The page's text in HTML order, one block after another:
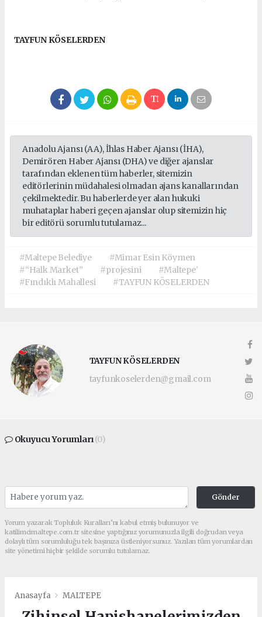
TAYFUN KÖSELERDEN
Anadolu Ajansı (AA), İhlas Haber Ajansı (İHA),
Demirören Haber Ajansı (DHA) ve diğer ajanslar
tarafından eklenen tüm haberler, sitemizin
editörlerinin müdahalesi olmadan ajans kanallarından
çekilmektedir. Bu haberlerde yer alan hukuki
muhataplar haberi geçen ajanslar olup sitemizin hiç
bir editörü sorumlu tutulamaz...
#Maltepe Belediye
#Mimar Esin Köymen
#“Halk Market”
#projesini
#Maltepe’
#Fındıklı Mahallesi
#TAYFUN KÖSELERDEN
TAYFUN KÖSELERDEN
tayfunkoselerden@gmail.com
Okuyucu Yorumları(0)
Gönder
Yorum yazarak Topluluk Kuralları’nı kabul etmiş bulunuyor ve
katilimcimaltepe.com.tr sitesine yaptığınız yorumunuzla ilgili doğrudan veya
dolaylı tüm sorumluluğu tek başınıza üstleniyorsunuz. Yazılan tüm yorumlardan
site yönetimi hiçbir şekilde sorumlu tutulamaz.
Anasayfa MALTEPE